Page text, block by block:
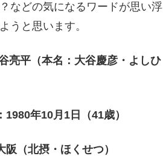
などの気になるワードが思い浮
うと思います。
亮平（本名：大谷慶彦・よしひ
1980年10月1日（41歳）
阪（北摂・ほくせつ）